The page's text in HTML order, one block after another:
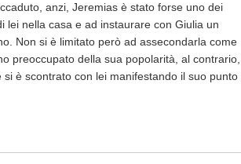
anzi, Jeremias è stato forse uno dei
lei nella casa e ad instaurare con Giulia un
Non si è limitato però ad assecondarla come
preoccupato della sua popolarità, al contrario,
si è scontrato con lei manifestando il suo punto